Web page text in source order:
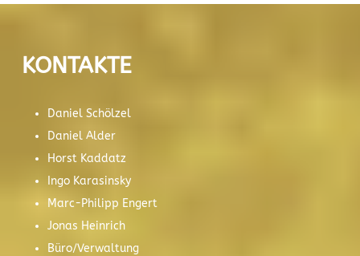
KONTAKTE
Daniel Schölzel
Daniel Alder
Horst Kaddatz
Ingo Karasinsky
Marc-Philipp Engert
Jonas Heinrich
Büro/Verwaltung